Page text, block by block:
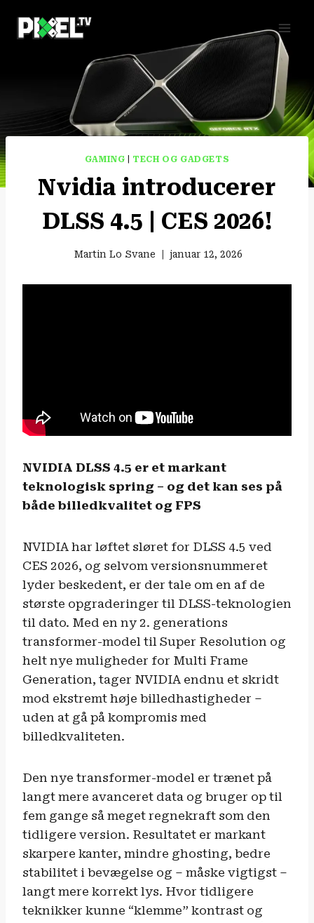
GAMING TECH OG GADGETS
Nvidia introducerer
DLSS 4.5 | CES 2026!
Martin Lo Svane januar 12, 2026
NVIDIA DLSS 4.5 er et markant
teknologisk spring – og det kan ses på
både billedkvalitet og FPS
NVIDIA har løftet sløret for DLSS 4.5 ved
CES 2026, og selvom versionsnummeret
lyder beskedent, er der tale om en af de
største opgraderinger til DLSS-teknologien
til dato. Med en ny 2. generations
transformer-model til Super Resolution og
helt nye muligheder for Multi Frame
Generation, tager NVIDIA endnu et skridt
mod ekstremt høje billedhastigheder –
uden at gå på kompromis med
billedkvaliteten.
Den nye transformer-model er trænet på
langt mere avanceret data og bruger op til
fem gange så meget regnekraft som den
tidligere version. Resultatet er markant
skarpere kanter, mindre ghosting, bedre
stabilitet i bevægelse og – måske vigtigst –
langt mere korrekt lys. Hvor tidligere
teknikker kunne “klemme” kontrast og